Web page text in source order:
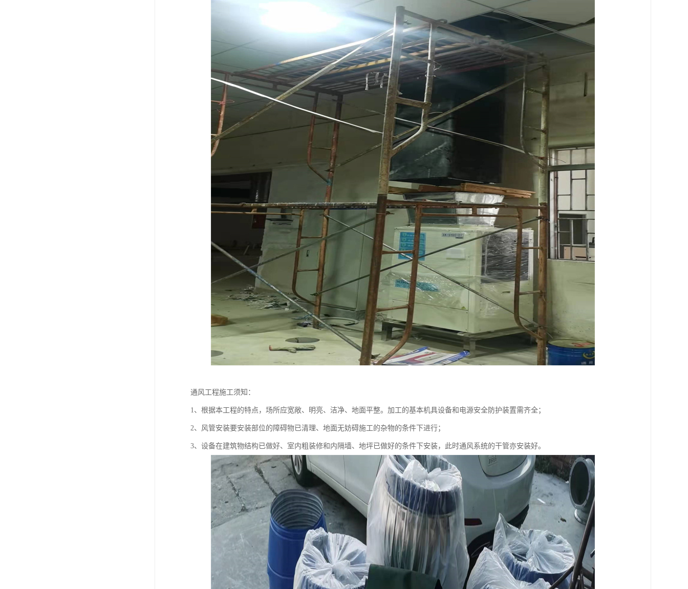
通风工程施工须知：
1、根据本工程的特点，场所应宽敞、明亮、洁净、地面平整。加工的基本机具设备和电源安全防护装置需齐全；
2、风管安装要安装部位的障碍物已清理、地面无妨碍施工的杂物的条件下进行；
3、设备在建筑物结构已做好、室内粗装修和内隔墙、地坪已做好的条件下安装，此时通风系统的干管亦安装好。